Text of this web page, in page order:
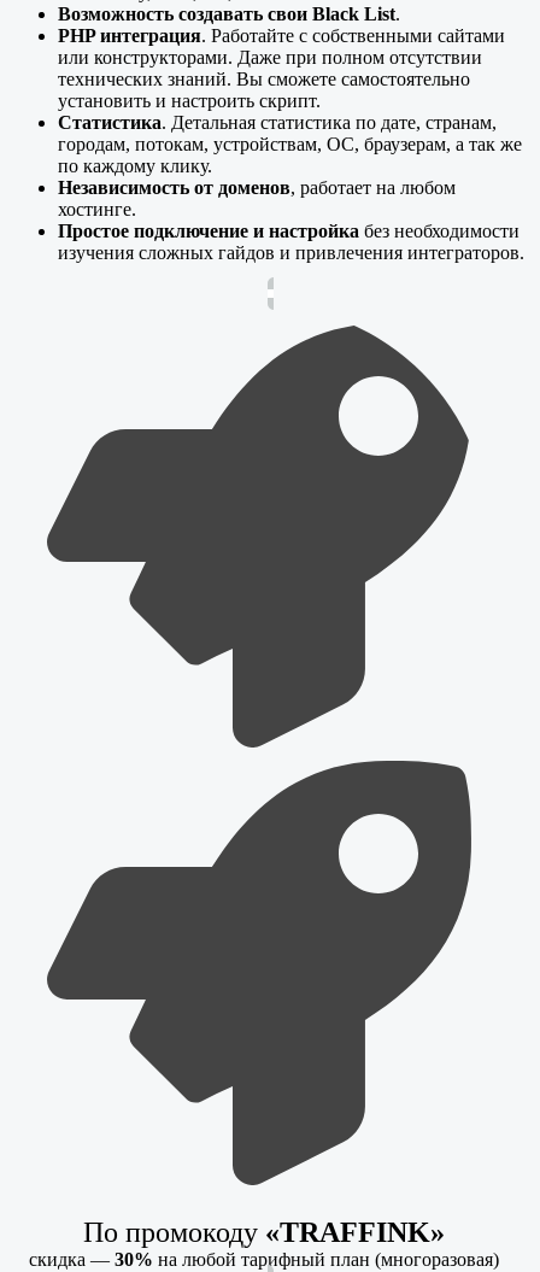
Возможность создавать свои Black List.
PHP интеграция. Работайте с собственными сайтами
или конструкторами. Даже при полном отсутствии
технических знаний. Вы сможете самостоятельно
установить и настроить скрипт.
Статистика. Детальная статистика по дате, странам,
городам, потокам, устройствам, ОС, браузерам, а так же
по каждому клику.
Независимость от доменов, работает на любом
хостинге.
Простое подключение и настройка без необходимости
изучения сложных гайдов и привлечения интеграторов.
По промокоду «TRAFFINK»
скидка — 30% на любой тарифный план (многоразовая)